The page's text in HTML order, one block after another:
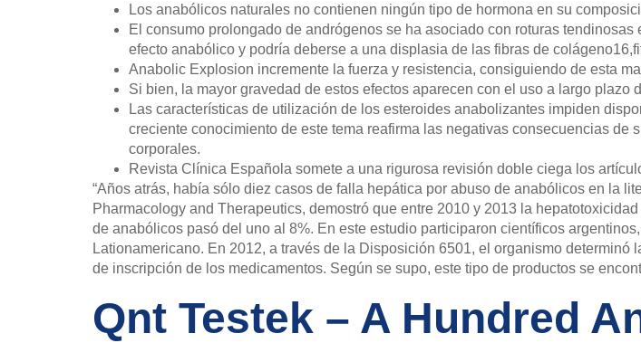
Los anabólicos naturales no contienen ningún tipo de hormona en su
El consumo prolongado de andrógenos se ha asociado con roturas
efecto anabólico y podría deberse a una displasia de las fibras de
Anabolic Explosion incremente la fuerza y resistencia, consiguiendo de esta
Si bien, la mayor gravedad de estos efectos aparecen con el uso a largo plazo
Las características de utilización de los esteroides anabolizantes impiden
creciente conocimiento de este tema reafirma las negativas consecuencias
corporales.
Revista Clínica Española somete a una rigurosa revisión doble ciega los
“Años atrás, había sólo diez casos de falla hepática por abuso de anabólicos en la
Pharmacology and Therapeutics, demostró que entre 2010 y 2013 la
de anabólicos pasó del uno al 8%. En este estudio participaron científicos
Lationamericano. En 2012, a través de la Disposición 6501, el organismo
de inscripción de los medicamentos. Según se supo, este tipo de productos se
Qnt Testek – A Hundred